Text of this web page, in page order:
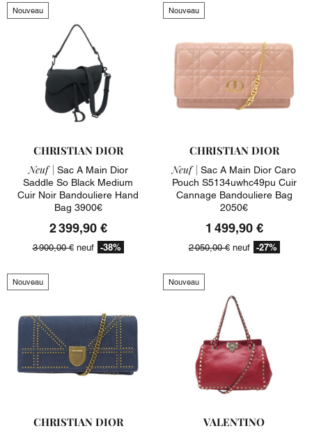
Nouveau
CHRISTIAN DIOR
Neuf | Sac A Main Dior
Saddle So Black Medium
Cuir Noir Bandouliere Hand
Bag 3900€
2 399,90 €
3 900,00 €neuf -38%
Nouveau
CHRISTIAN DIOR
Neuf | Sac A Main Dior Caro
Pouch S5134uwhc49pu Cuir
Cannage Bandouliere Bag
2050€
1 499,90 €
2 050,00 €neuf -27%
Nouveau
CHRISTIAN DIOR
Nouveau
VALENTINO